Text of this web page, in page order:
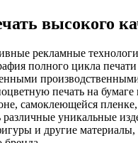
высокого
рекламные
полного цикла
печать на бумаге
самоклеющейся
различные уникальные
и другие